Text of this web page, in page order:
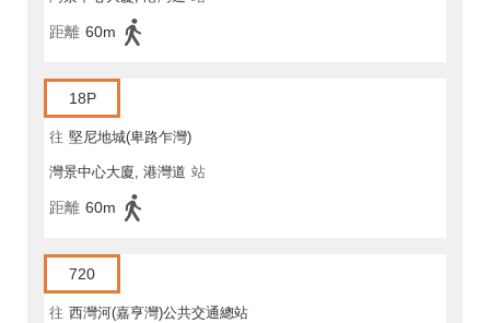
距離 60m
18P
往 堅尼地城(卑路乍灣)
灣景中心大廈, 港灣道 站
距離 60m
720
往 西灣河(嘉亨灣)公共交通總站